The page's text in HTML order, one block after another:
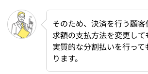
そのため、決済を行う顧
求額の支払方法を変更して
実質的な分割払いを行っ
ります。